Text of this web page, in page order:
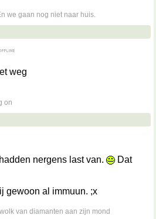
we gaan nog niet naar huis.
weg
on
nergens last van.
Dat
gewoon al immuun. ;x
van diamanten aan zijn mond